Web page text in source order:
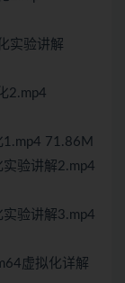
实验讲解
2.mp4
71.86M
验讲解2.mp4
验讲解3.mp4
虚拟化详解